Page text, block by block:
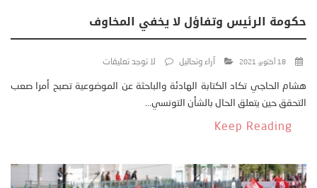
حكومة الرئيس وتفاؤل لا يخفي المخاوف
18 أكتوبر، 2021 آراء وتحاليل لا توجد تعليقات
هشام الحاجي تكاد الكتابة الهادئة والباحثة عن الموضوعية تصبح أمرا صعب
التحقق حين يتعلق الحال بالشأن التونسي...
Keep Reading